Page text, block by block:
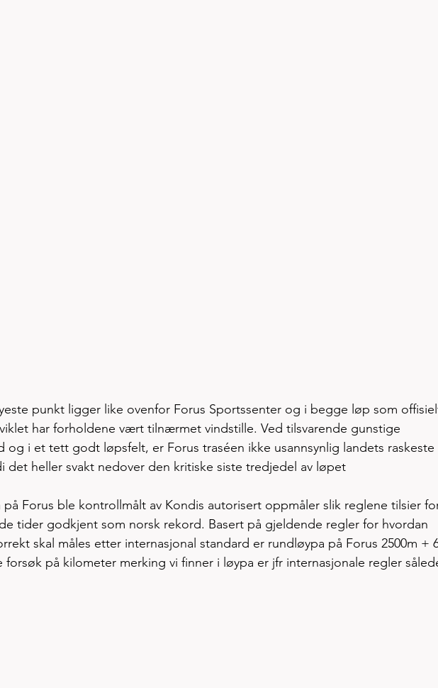
punkt ligger like ovenfor Forus Sportssenter og i begge løp som
har forholdene vært tilnærmet vindstille. Ved tilsvarende gunstige
og i et tett godt løpsfelt, er Forus traséen ikke usannsynlig landets
det heller svakt nedover den kritiske siste tredjedel av løpet
på Forus ble kontrollmålt av Kondis autorisert oppmåler slik reglene tilsier
tider godkjent som norsk rekord. Basert på gjeldende regler for hvordan
skal måles etter internasjonal standard er rundløypa på Forus 2500m +
forsøk på kilometer merking vi finner i løypa er jfr internasjonale regler